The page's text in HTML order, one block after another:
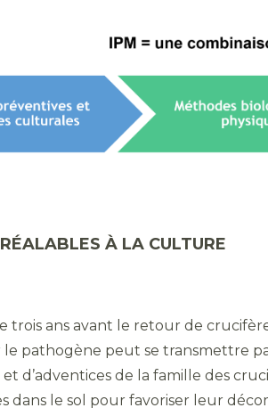
À LA CULTURE
trois ans avant le retour de
le pathogène peut se transmettre
d’adventices de la famille des
dans le sol pour favoriser leur